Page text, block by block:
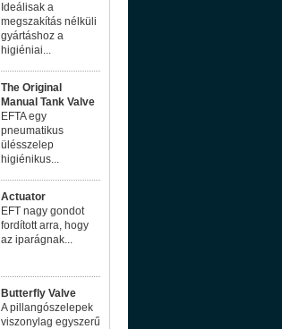
Ideálisak a
megszakítás nélküli
gyártáshoz a
higiéniai...
The Original
Manual Tank Valve
EFTA egy
pneumatikus
ülésszelep
higiénikus...
Actuator
EFT nagy gondot
fordított arra, hogy
az iparágnak...
Butterfly Valve
A pillangószelepek
viszonylag egyszerű